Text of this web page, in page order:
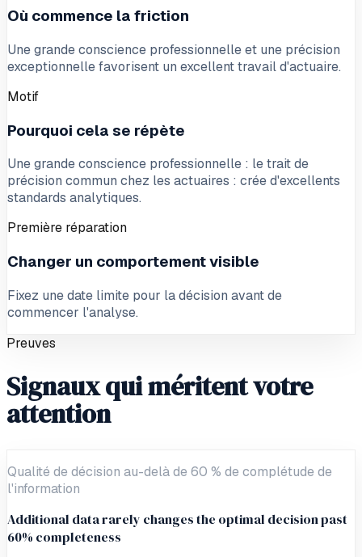
Où commence la friction
Une grande conscience professionnelle et une précision
exceptionnelle favorisent un excellent travail d'actuaire.
Motif
Pourquoi cela se répète
Une grande conscience professionnelle : le trait de
précision commun chez les actuaires : crée d'excellents
standards analytiques.
Première réparation
Changer un comportement visible
Fixez une date limite pour la décision avant de
commencer l'analyse.
Preuves
Signaux qui méritent votre
attention
Qualité de décision au-delà de 60 % de complétude de
l'information
Additional data rarely changes the optimal decision past
60% completeness